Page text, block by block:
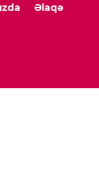
Əlaqə